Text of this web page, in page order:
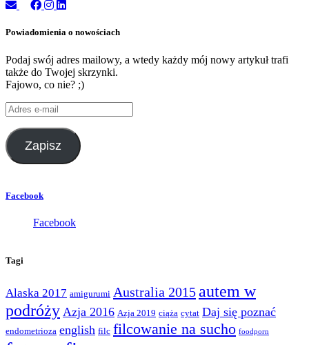
Powiadomienia o nowościach
Podaj swój adres mailowy, a wtedy każdy mój nowy artykuł trafi
także do Twojej skrzynki.
Fajowo, co nie? ;)
Adres
e-
mail
Zapisz
Facebook
Facebook
Tagi
Alaska 2017 amigurumi Australia 2015autem w
podróży Azja 2016 Azja 2019 ciąża cytat Daj się poznać
endometrioza english filc filcowanie na sucho foodporn